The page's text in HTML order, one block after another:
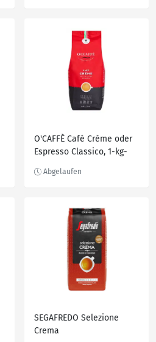
O'CAFFÈ Café Crème oder
Espresso Classico, 1-kg-
SEGAFREDO Selezione
Crema